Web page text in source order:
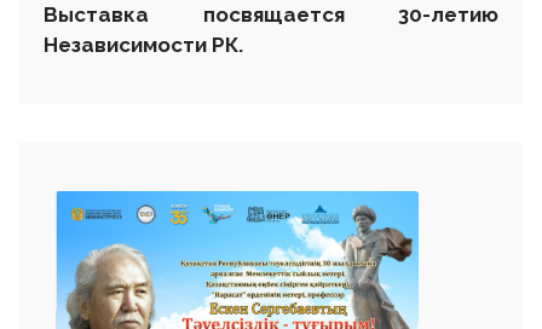
Выставка посвящается 30-летию
Независимости РК.